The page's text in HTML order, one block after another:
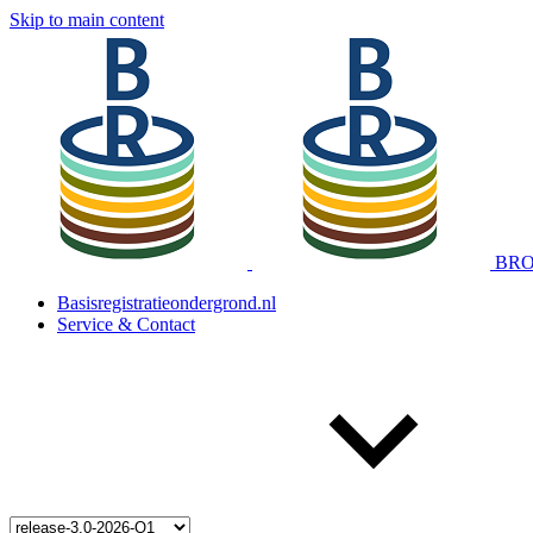
Skip to main content
Basisregistratieondergrond.nl
Service & Contact